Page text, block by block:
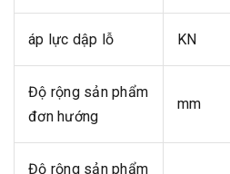
áp lực dập lỗ KN
Độ rộng sản phẩm
đơn hướng
mm
Độ rộng sản phẩm